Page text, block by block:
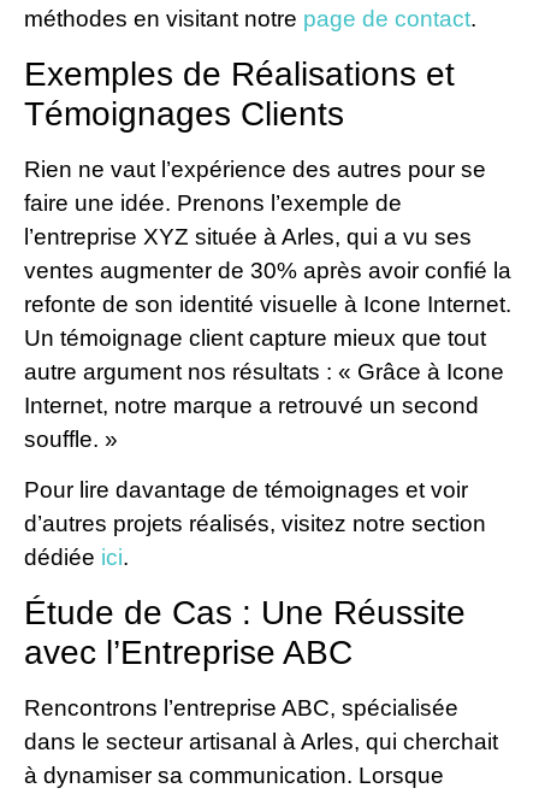
méthodes en visitant notre page de contact.
Exemples de Réalisations et
Témoignages Clients
Rien ne vaut l’expérience des autres pour se
faire une idée. Prenons l’exemple de
l’entreprise XYZ située à Arles, qui a vu ses
ventes augmenter de 30% après avoir confié la
refonte de son identité visuelle à Icone Internet.
Un témoignage client capture mieux que tout
autre argument nos résultats : « Grâce à Icone
Internet, notre marque a retrouvé un second
souffle. »
Pour lire davantage de témoignages et voir
d’autres projets réalisés, visitez notre section
dédiée ici.
Étude de Cas : Une Réussite
avec l’Entreprise ABC
Rencontrons l’entreprise ABC, spécialisée
dans le secteur artisanal à Arles, qui cherchait
à dynamiser sa communication. Lorsque